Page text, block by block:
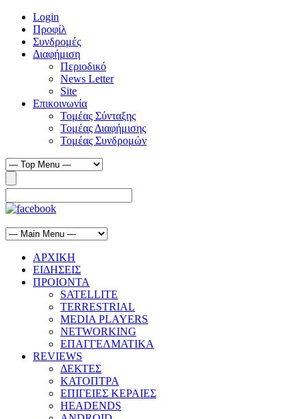
Login
Προφίλ
Συνδρομές
Διαφήμιση
Περιοδικό
News Letter
Site
Επικοινωνία
Τομέας Σύνταξης
Τομέας Διαφήμισης
Τομέας Συνδρομών
ΑΡΧΙΚΗ
ΕΙΔΗΣΕΙΣ
ΠΡΟΙΟΝΤΑ
SATELLITE
TERRESTRIAL
MEDIA PLAYERS
NETWORKING
ΕΠΑΓΓΕΛΜΑΤΙΚΑ
REVIEWS
ΔΕΚΤΕΣ
ΚΑΤΟΠΤΡΑ
ΕΠΙΓΕΙΕΣ ΚΕΡΑΙΕΣ
HEADENDS